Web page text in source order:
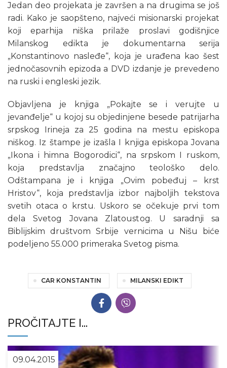
Jedan deo projekata je završen a na drugima se još
radi. Kako je saopšteno, najveći misionarski projekat
koji eparhija niška prilaže proslavi godišnjice
Milanskog edikta je dokumentarna serija
„Konstantinovo nasleđe“, koja je urađena kao šest
jednočasovnih epizoda a DVD izdanje je prevedeno
na ruski i engleski jezik.
Objavljena je knjiga „Pokajte se i verujte u
jevanđelje“ u kojoj su objedinjene besede patrijarha
srpskog Irineja za 25 godina na mestu episkopa
niškog. Iz štampe je izašla I knjiga episkopa Jovana
„Ikona i himna Bogorodici“, na srpskom I ruskom,
koja predstavlja značajno teološko delo.
Odštampana je i knjiga „Ovim pobeđuj – krst
Hristov“, koja predstavlja izbor najboljih tekstova
svetih otaca o krstu. Uskoro se očekuje prvi tom
dela Svetog Jovana Zlatoustog. U saradnji sa
Biblijskim društvom Srbije vernicima u Nišu biće
podeljeno 55.000 primeraka Svetog pisma.
CAR KONSTANTIN MILANSKI EDIKT
PROČITAJTE I...
09.04.2015